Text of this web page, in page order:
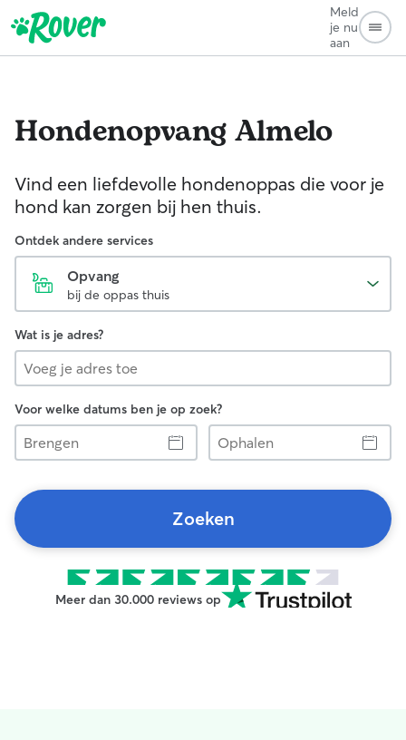
Meld
je nu
aan
HondenopvangAlmelo
Vind een liefdevolle hondenoppas die voor je
hond kan zorgen bij hen thuis.
Ontdek andere services
Opvang
bij de oppas thuis
Wat is je adres?
Voor welke datums ben je op zoek?
Brengen
Ophalen
Zoeken
Meer dan 30.000 reviews op